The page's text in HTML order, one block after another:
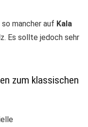
mancher auf Kala
Es sollte jedoch sehr
zum klassischen